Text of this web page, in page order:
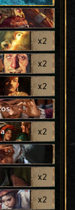
x2
x2
x2
x2
x2
x2